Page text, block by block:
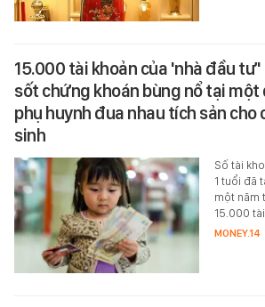
15.000 tài khoản của 'nhà đầu tư'
sốt chứng khoán bùng nổ tại một
phụ huynh đua nhau tích sản cho
sinh
Số tài
1 tuổi đã
một năm
15.000
MONEY.14